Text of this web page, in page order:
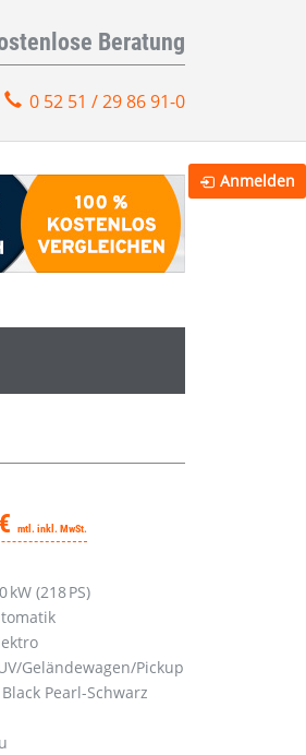
Beratung
0 52 51 / 29 86 91-0
mtl. inkl. MwSt.
kW (218 PS)
Geländewagen/Pickup
Black Pearl-Schwarz
Anmelden